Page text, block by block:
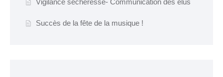
Succès de la fête de la musique !